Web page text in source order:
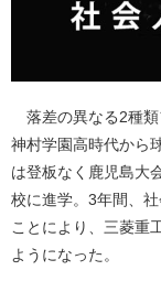
落差の異なる2種類
神村学園高時代から
は登板なく鹿児島大
校に進学。3年間、
ことにより、三菱重
ようになった。